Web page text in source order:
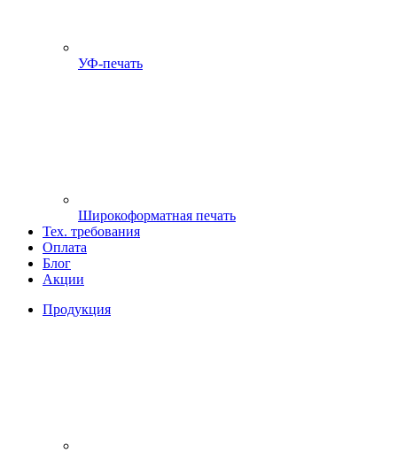
УФ-печать
Широкоформатная печать
Тех. требования
Оплата
Блог
Акции
Продукция